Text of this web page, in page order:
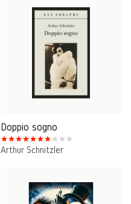
Doppio sogno
Arthur Schnitzler